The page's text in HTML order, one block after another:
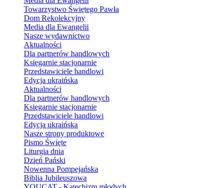
Towarzystwo Świętego Pawła
Dom Rekolekcyjny
Media dla Ewangelii
Nasze wydawnictwo
Aktualności
Dla partnerów handlowych
Księgarnie stacjonarnie
Przedstawiciele handlowi
Edycja ukraińska
Aktualności
Dla partnerów handlowych
Księgarnie stacjonarnie
Przedstawiciele handlowi
Edycja ukraińska
Nasze strony produktowe
Pismo Święte
Liturgia dnia
Dzień Pański
Nowenna Pompejańska
Biblia Jubileuszowa